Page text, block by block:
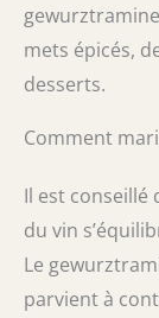
mets épicés,
desserts.
Comment
Il est conseillé
du vin
Le
parvient à